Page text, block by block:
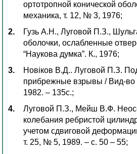
ортотропной конической
механика, т. 12, № 3, 1976;
Гузь А.Н., Луговой П.З.,
оболочки, ослабленные
“Наукова думка”. К., 1976;
Новіков В.Д.. Луговой П.З.
прибрежные взрывы / Вид-во
1982. – 135c.;
Луговой П.З., Мейш В.Ф.
колебания ребристой
учетом сдвиговой
т. 25, № 5, 1989. – с. 50 – 55;